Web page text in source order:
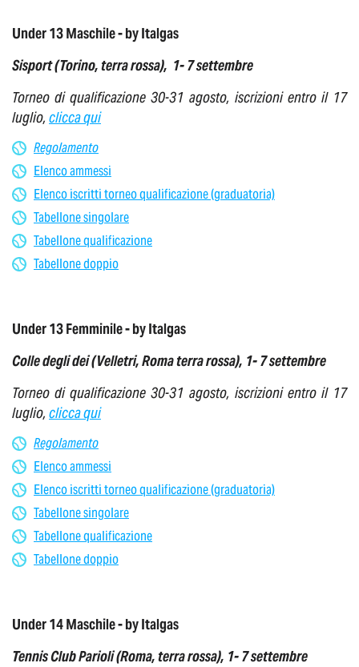
Under 13 Maschile - by Italgas
Sisport (Torino,terra rossa), 1- 7 settembre
Torneo di qualificazione 30-31 agosto, iscrizioni entro il 17
luglio, clicca qui
Regolamento
Elenco ammessi
Elenco iscritti torneo qualificazione (graduatoria)
Tabellone singolare
Tabellone qualificazione
Tabellone doppio
Under 13 Femminile - by Italgas
Colle degli dei (Velletri, Romaterra rossa), 1- 7 settembre
Torneo di qualificazione 30-31 agosto, iscrizioni entro il 17
luglio, clicca qui
Regolamento
Elenco ammessi
Elenco iscritti torneo qualificazione (graduatoria)
Tabellone singolare
Tabellone qualificazione
Tabellone doppio
Under 14 Maschile - by Italgas
Tennis Club Parioli (Roma,terra rossa), 1- 7 settembre